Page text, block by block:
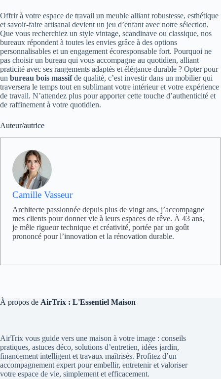
Offrir à votre espace de travail un meuble alliant robustesse, esthétique
et savoir-faire artisanal devient un jeu d’enfant avec notre sélection.
Que vous recherchiez un style vintage, scandinave ou classique, nos
bureaux répondent à toutes les envies grâce à des options
personnalisables et un engagement écoresponsable fort. Pourquoi ne
pas choisir un bureau qui vous accompagne au quotidien, alliant
praticité avec ses rangements adaptés et élégance durable ? Opter pour
un bureau bois massifde qualité, c’est investir dans un mobilier qui
traversera le temps tout en sublimant votre intérieur et votre expérience
de travail. N’attendez plus pour apporter cette touche d’authenticité et
de raffinement à votre quotidien.
Auteur/autrice
Camille Vasseur
Architecte passionnée depuis plus de vingt ans, j’accompagne
mes clients pour donner vie à leurs espaces de rêve. À 43 ans,
je mêle rigueur technique et créativité, portée par un goût
prononcé pour l’innovation et la rénovation durable.
À propos de AirTrix : L'Essentiel Maison
AirTrix vous guide vers une maison à votre image : conseils
pratiques, astuces déco, solutions d’entretien, idées jardin,
financement intelligent et travaux maîtrisés. Profitez d’un
accompagnement expert pour embellir, entretenir et valoriser
votre espace de vie, simplement et efficacement.